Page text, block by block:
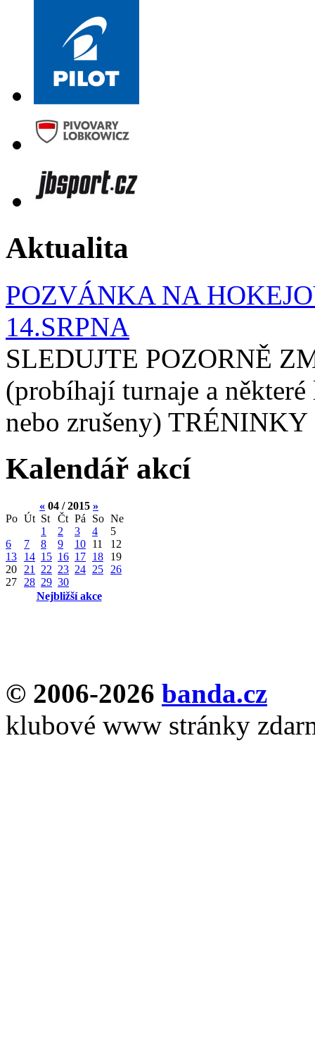
Aktualita
POZVÁNKA NA
14.SRPNA
SLEDUJTE POZORNĚ
(probíhají turnaje a
nebo zrušeny)
Kalendář akcí
« 04 / 2015 »
Po Út St Čt Pá So Ne
1
2 3 4
5
6
7 8 9 10 11
12
13
14 15 16 17 18
19
20
21 22 23 24 25
26
27
28 29 30
Nejbližší akce
© 2006-2026 banda.cz
klubové www stránky